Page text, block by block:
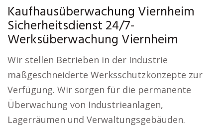
Kaufhausüberwachung Viernheim
Sicherheitsdienst 24/7-
Werksüberwachung Viernheim
Wir stellen Betrieben in der Industrie
maßgeschneiderte Werksschutzkonzepte zur
Verfügung. Wir sorgen für die permanente
Überwachung von Industrieanlagen,
Lagerräumen und Verwaltungsgebäuden.